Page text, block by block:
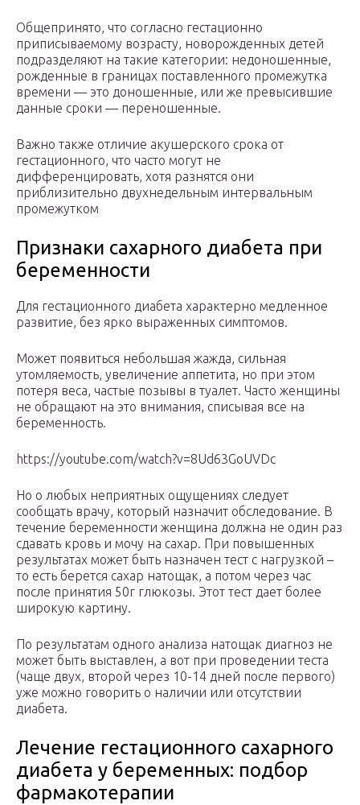
Общепринято, что согласно гестационно
приписываемому возрасту, новорожденных детей
подразделяют на такие категории: недоношенные,
рожденные в границах поставленного промежутка
времени — это доношенные, или же превысившие
данные сроки — переношенные.
Важно также отличие акушерского срока от
гестационного, что часто могут не
дифференцировать, хотя разнятся они
приблизительно двухнедельным интервальным
промежутком
Признаки сахарного диабета при
беременности
Для гестационного диабета характерно медленное
развитие, без ярко выраженных симптомов.
Может появиться небольшая жажда, сильная
утомляемость, увеличение аппетита, но при этом
потеря веса, частые позывы в туалет. Часто женщины
не обращают на это внимания, списывая все на
беременность.
https://youtube.com/watch?v=8Ud63GoUVDc
Но о любых неприятных ощущениях следует
сообщать врачу, который назначит обследование. В
течение беременности женщина должна не один раз
сдавать кровь и мочу на сахар. При повышенных
результатах может быть назначен тест с нагрузкой –
то есть берется сахар натощак, а потом через час
после принятия 50г глюкозы. Этот тест дает более
широкую картину.
По результатам одного анализа натощак диагноз не
может быть выставлен, а вот при проведении теста
(чаще двух, второй через 10-14 дней после первого)
уже можно говорить о наличии или отсутствии
диабета.
Лечение гестационного сахарного
диабета у беременных: подбор
фармакотерапии